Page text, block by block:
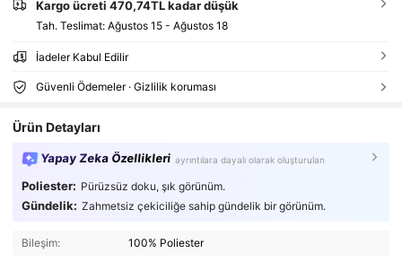
Kargo ücreti 470,74TL kadar düşük
Tah. Teslimat: Ağustos 15 - Ağustos 18
İadeler Kabul Edilir
Güvenli Ödemeler · Gizlilik koruması
Ürün Detayları
Yapay Zeka Özellikleri ayrıntılara dayalı olarak oluşturulan
Poliester: Pürüzsüz doku, şık görünüm.
Gündelik: Zahmetsiz çekiciliğe sahip gündelik bir görünüm.
Bileşim: 100% Poliester